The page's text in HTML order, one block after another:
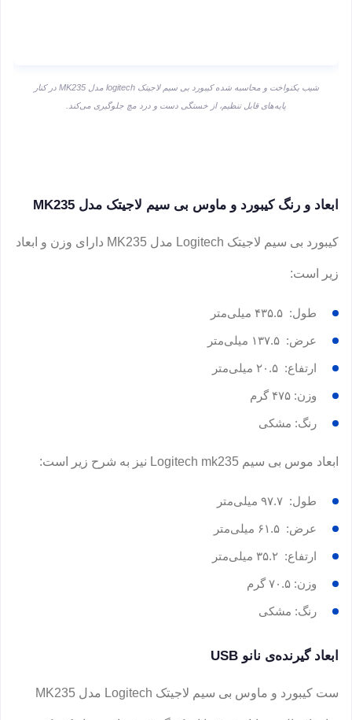
شیب یکنواخت و محاسبه شده کیبورد بی سیم لاجیتک logitech مدل MK235 در کنار
پایه‌های قابل تنظیم، از خستگی دست و درد مچ جلوگیری می‌کند.
ابعاد و رنگ کیبورد و ماوس بی سیم لاجیتک مدل MK235
کیبورد بی سیم لاجیتک Logitech مدل MK235 دارای وزن و ابعاد
زیر است:
طول: ۴۳۵.۵ میلی‌متر
عرض: ۱۳۷.۵ میلی‌متر
ارتفاع: ۲۰.۵ میلی‌متر
وزن: ۴۷۵ گرم
رنگ: مشکی
ابعاد موس بی سیم Logitech mk235 نیز به شرح زیر است:
طول: ۹۷.۷ میلی‌متر
عرض: ۶۱.۵ میلی‌متر
ارتفاع: ۳۵.۲ میلی‌متر
وزن: ۷۰.۵ گرم
رنگ: مشکی
ابعاد گیرنده‌ی نانو USB